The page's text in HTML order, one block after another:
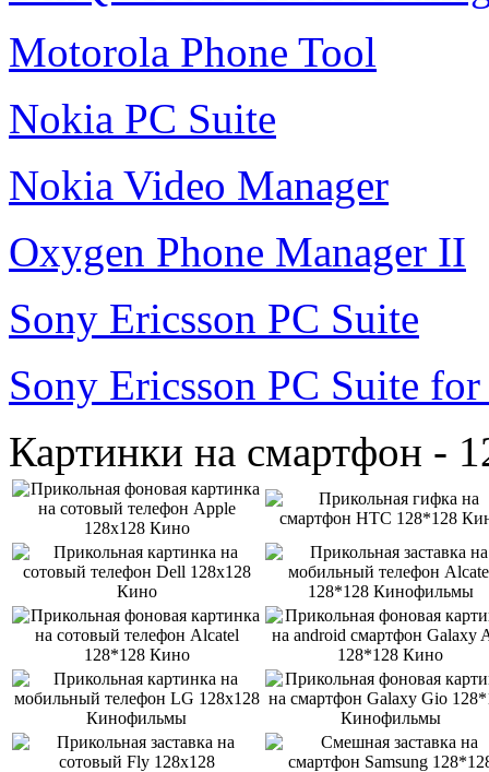
Motorola Phone Tool
Nokia PC Suite
Nokia Video Manager
Oxygen Phone Manager II
Sony Ericsson PC Suite
Sony Ericsson PC Suite
Картинки на смартфон -